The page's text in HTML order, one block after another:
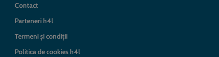
Contact
Parteneri h4l
Termeni și condiții
Politica de cookies h4l